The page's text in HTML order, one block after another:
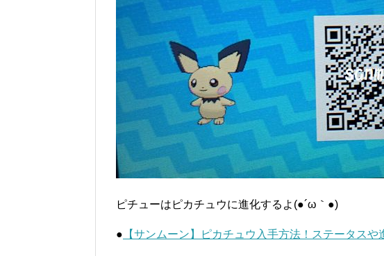
ピチューはピカチュウに進化するよ(●´ω｀●)
● 【サンムーン】ピカチュウ入手方法！ステータス